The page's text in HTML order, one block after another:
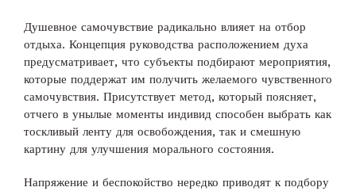
Душевное самочувствие радикально влияет на отбор
отдыха. Концепция руководства расположением духа
предусматривает, что субъекты подбирают мероприятия,
которые поддержат им получить желаемого чувственного
самочувствия. Присутствует метод, который поясняет,
отчего в унылые моменты индивид способен выбрать как
тоскливый ленту для освобождения, так и смешную
картину для улучшения морального состояния.
Напряжение и беспокойство нередко приводят к подбору